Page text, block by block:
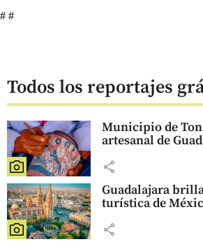
# #
Todos los reportajes
Municipio de
artesanal de
share
Guadalajara
turística de
share